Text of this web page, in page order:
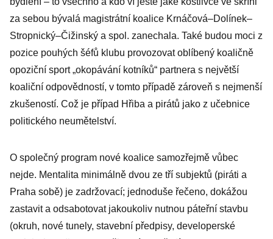
republiky?
za sebou bývalá magistrátní koalice Krnáčová–Dolínek–
Stropnický–Čižinský a spol. zanechala. Také budou moci z
pozice pouhých šéfů klubu provozovat oblíbený koaličně
opoziční sport „okopávání kotníků“ partnera s největší
koaliční odpovědností, v tomto případě zároveň s nejmenší
zkušeností. Což je případ Hřiba a pirátů jako z učebnice
politického neumětelství.
O společný program nové koalice samozřejmě vůbec
nejde. Mentalita minimálně dvou ze tří subjektů (piráti a
Praha sobě) je zadržovací; jednoduše řečeno, dokážou
zastavit a odsabotovat jakoukoliv nutnou páteřní stavbu
(okruh, nové tunely, stavební předpisy, developerské